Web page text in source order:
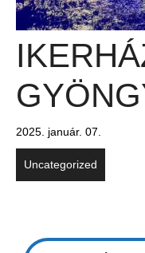
2025. január. 07.
Uncategorized